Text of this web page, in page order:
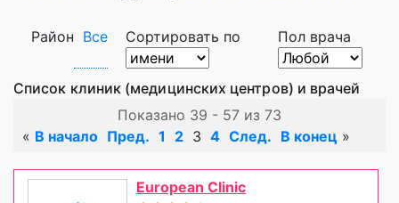
Район Все Сортировать по Пол врача
Список клиник (медицинских центров) и врачей
Показано 39 - 57 из 73
« В начало Пред. 1 2 3 4 След. В конец »
European Clinic